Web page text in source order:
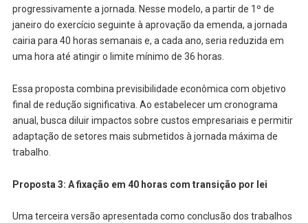
progressivamente a jornada. Nesse modelo, a partir de 1º de
janeiro do exercício seguinte à aprovação da emenda, a jornada
cairia para 40 horas semanais e, a cada ano, seria reduzida em
uma hora até atingir o limite mínimo de 36 horas.
Essa proposta combina previsibilidade econômica com objetivo
final de redução significativa. Ao estabelecer um cronograma
anual, busca diluir impactos sobre custos empresariais e permitir
adaptação de setores mais submetidos à jornada máxima de
trabalho.
Proposta 3: A fixação em 40 horas com transição por lei
Uma terceira versão apresentada como conclusão dos trabalhos